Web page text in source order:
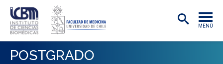
MENÚ
INSTITUTO
POSTGRADO